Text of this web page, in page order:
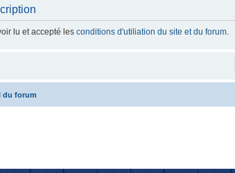
lu et accepté les conditions d'utiliation du site et du forum
du forum